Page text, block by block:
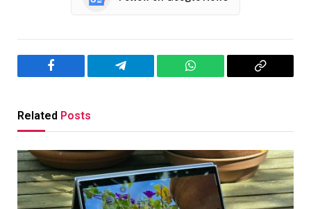
Facebook Telegram WhatsApp
Copy
Related Posts